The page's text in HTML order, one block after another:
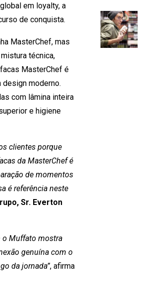
em loyalty, a
de conquista.
MasterChef, mas
técnica,
MasterChef é
moderno.
com lâmina inteira
e higiene
clientes porque
da MasterChef é
de momentos
é referência neste
Sr. Everton
o Muffato mostra
genuína com o
da jornada”, afirma